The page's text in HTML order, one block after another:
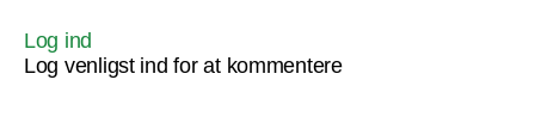
Log ind
Log venligst ind for at kommentere